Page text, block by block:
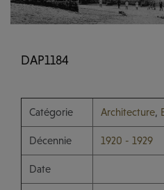
DAP1184
Catégorie Architecture,
Décennie 1920 - 1929
Date